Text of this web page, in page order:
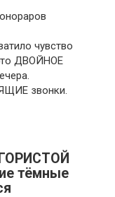
чувство
ДВОЙНОЕ
звонки.
тёмные